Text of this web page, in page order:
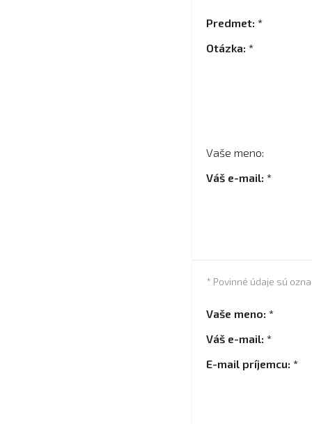
Predmet: *
Otázka: *
Vaše meno:
Váš e-mail: *
* Povinné údaje sú
Vaše meno: *
Váš e-mail: *
E-mail príjemcu: *